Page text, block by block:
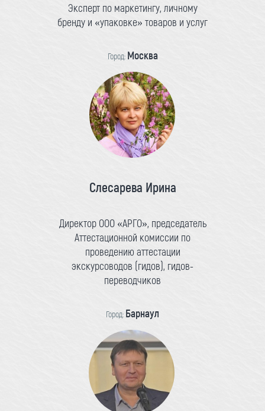
Эксперт по маркетингу, личному
бренду и «упаковке» товаров и услуг
Город: Москва
Слесарева Ирина
Директор ООО «АРГО», председатель
Аттестационной комиссии по
проведению аттестации
экскурсоводов (гидов), гидов-
переводчиков
Город: Барнаул